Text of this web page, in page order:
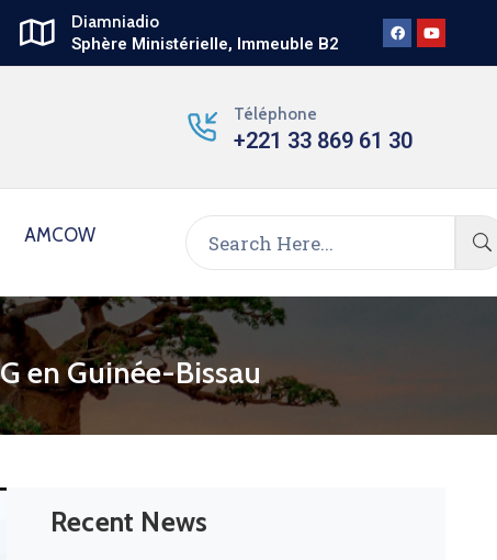
Diamniadio
Sphère Ministérielle, Immeuble B2
Téléphone
+221 33 869 61 30
AMCOW
en Guinée-Bissau
Recent News